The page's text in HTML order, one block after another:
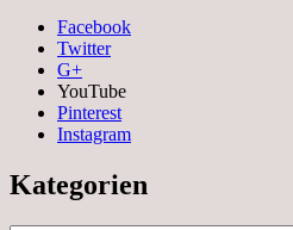
Facebook
Twitter
G+
YouTube
Pinterest
Instagram
Kategorien